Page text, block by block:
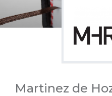
Martinez de